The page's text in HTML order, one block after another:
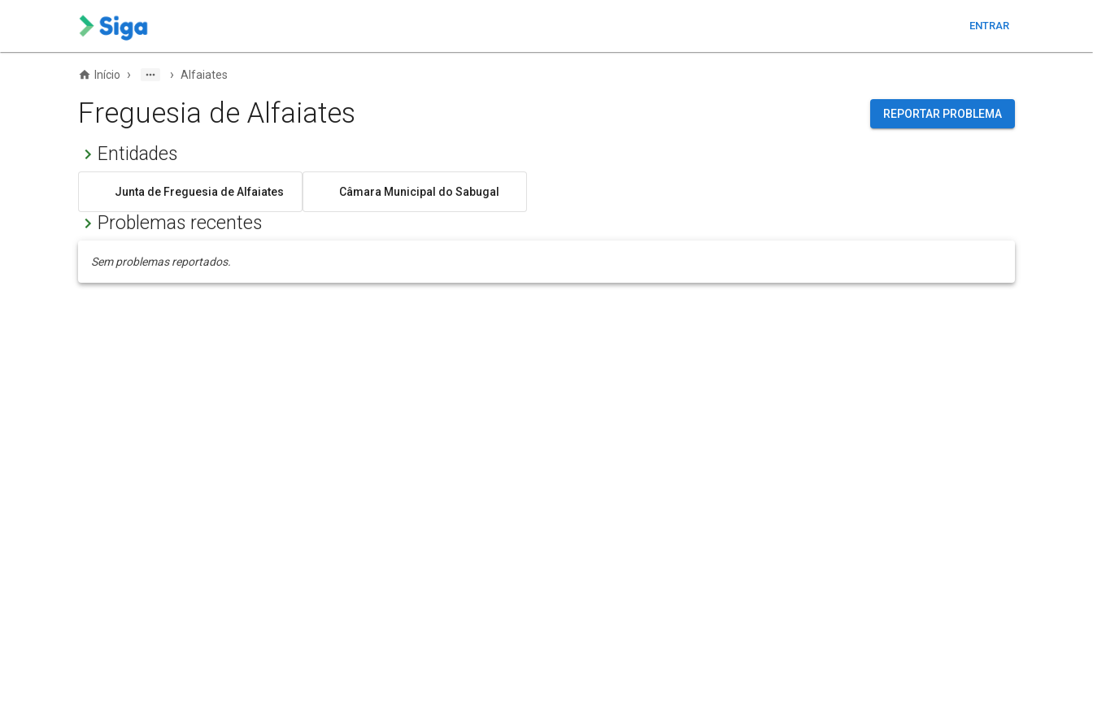
ENTRAR
Início › › Alfaiates
Freguesia de Alfaiates REPORTAR PROBLEMA
Entidades
Junta de Freguesia de Alfaiates Câmara Municipal do Sabugal
Problemas recentes
Sem problemas reportados.